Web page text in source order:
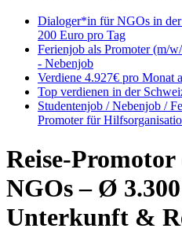
Dialoger*in für NGOs in
200 Euro pro Tag
Ferienjob als Promoter (m/
- Nebenjob
Verdiene 4.927€ pro Monat
Top verdienen in der
Studentenjob / Nebenjob /
Promoter für
Reise-
NGOs – Ø
Unterkunft &